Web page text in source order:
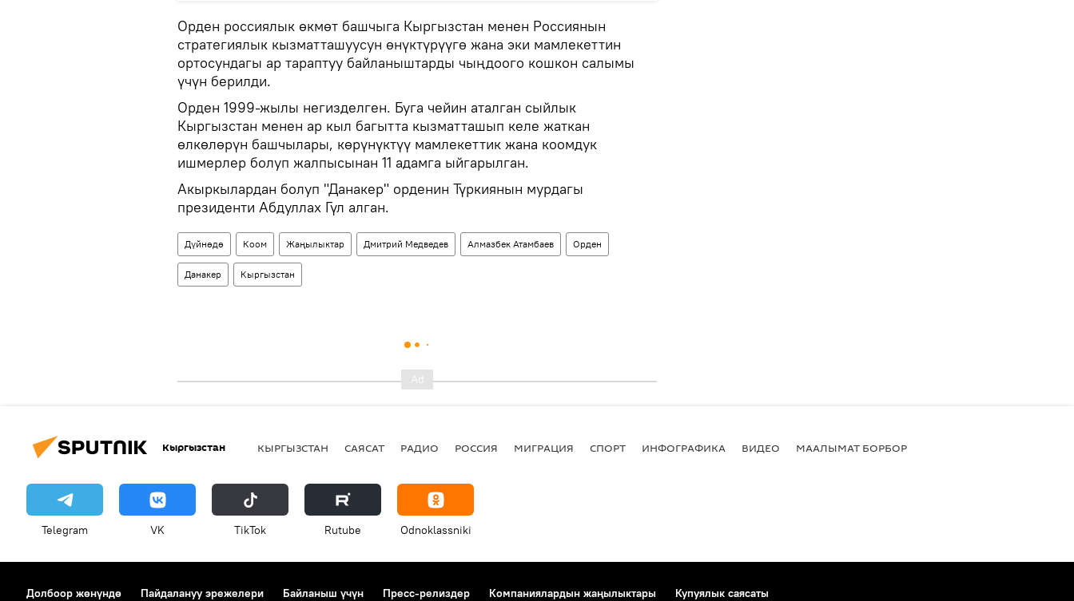
Орден россиялык өкмөт башчыга Кыргызстан менен Россиянын
стратегиялык кызматташуусун өнүктүрүүгө жана эки мамлекеттин
ортосундагы ар тараптуу байланыштарды чыңдоого кошкон салымы
үчүн берилди.
Орден 1999-жылы негизделген. Буга чейин аталган сыйлык
Кыргызстан менен ар кыл багытта кызматташып келе жаткан
өлкөлөрүн башчылары, көрүнүктүү мамлекеттик жана коомдук
ишмерлер болуп жалпысынан 11 адамга ыйгарылган.
Акыркылардан болуп "Данакер" орденин Түркиянын мурдагы
президенти Абдуллах Гүл алган.
Дүйнөдө Коом Жаңылыктар Дмитрий Медведев Алмазбек Атамбаев Орден
Данакер Кыргызстан
Кыргызстан КЫРГЫЗСТАН САЯСАТ РАДИО РОССИЯ МИГРАЦИЯ СПОРТ ИНФОГРАФИКА ВИДЕО МААЛЫМАТ БОРБОР
Telegram VK ТikТоk Rutube Odnoklassniki
Долбоор жөнүндө Пайдалануу эрежелери Байланыш үчүн Пресс-релиздер Компаниялардын жаңылыктары Купуялык саясаты